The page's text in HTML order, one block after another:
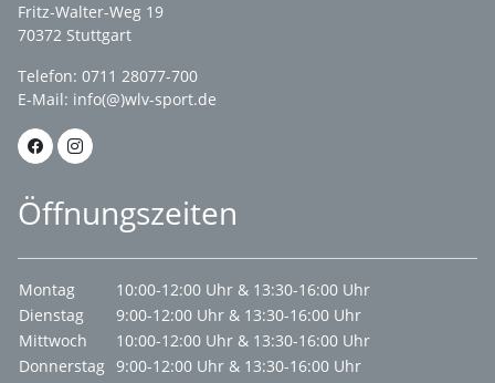
Fritz-Walter-Weg 19
70372 Stuttgart
Telefon: 0711 28077-700
E-Mail: info(@)wlv-sport.de
Öffnungszeiten
Montag
10:00-12:00 Uhr & 13:30-16:00 Uhr
Dienstag
9:00-12:00 Uhr & 13:30-16:00 Uhr
Mittwoch
10:00-12:00 Uhr & 13:30-16:00 Uhr
Donnerstag 9:00-12:00 Uhr & 13:30-16:00 Uhr